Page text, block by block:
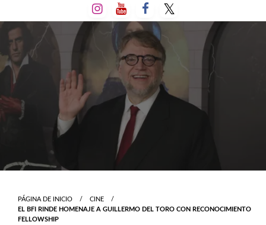
al
contenido
PÁGINA DE INICIO
CINE
EL BFI RINDE HOMENAJE A GUILLERMO DEL TORO CON RECONOCIMIENTO
FELLOWSHIP